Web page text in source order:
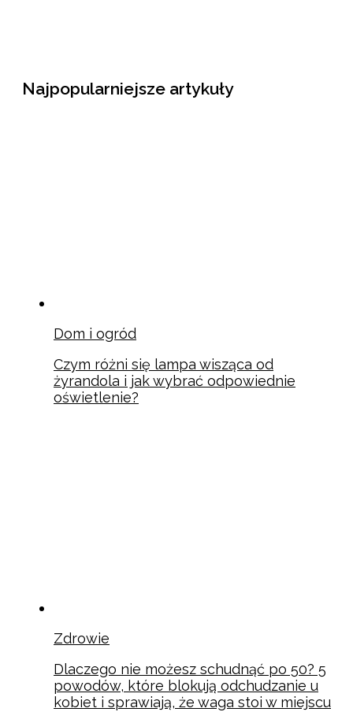
Najpopularniejsze artykuły
Dom i ogród
Czym różni się lampa wisząca od
żyrandola i jak wybrać odpowiednie
oświetlenie?
Zdrowie
Dlaczego nie możesz schudnąć po 50? 5
powodów, które blokują odchudzanie u
kobiet i sprawiają, że waga stoi w miejscu